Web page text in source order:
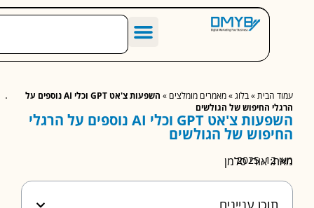
»בלוג»מאמרים מומלצים»
השפעות צ'אט GPT וכלי AI נוספים על
החיפוש של הגולשים
השפעות צ'אט GPT וכלי AI נוספים על הרגלי
של הגולשים
אורי סלמן
עניינים